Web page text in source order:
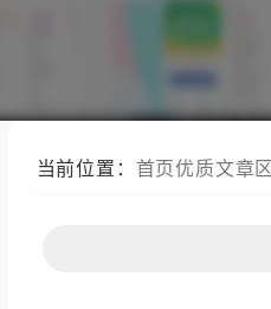
当前位置： 首页优质文章区